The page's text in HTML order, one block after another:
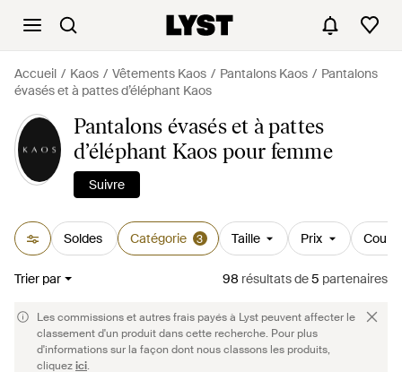
Accueil Kaos Vêtements Kaos Pantalons Kaos
Pantalons
évasés et à pattes d’éléphant Kaos
Pantalons évasés et à pattes
d’éléphant Kaos pour femme
Suivre
Soldes Catégorie 3 Taille Prix
Trier par 98 résultatsde5 partenaires
Les commissions et autres frais payés à Lyst peuvent affecter le
classement d'un produit dans cette recherche. Pour plus
d'informations sur la façon dont nous classons les produits,
cliquezici.